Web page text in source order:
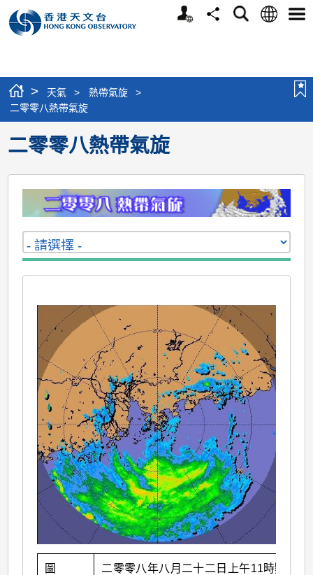
個
分
搜
語
選
> 天氣 > 熱帶氣旋
>
二零零八熱帶氣旋
二零零八熱帶氣旋
圖
二零零八年八月二十二日上午11時鸚鵡的